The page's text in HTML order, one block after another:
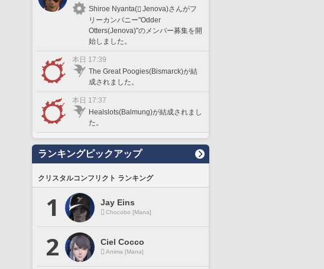
Shiroe Nyanta(
Jenova)さんがフ
リーカンパニー"Odder
Otters(Jenova)"のメンバー募集を開
始しました。
本日 17:39
The Great Poogies(Bismarck)が結
成されました。
本日 17:37
Healslots(Balmung)が結成されまし
た。
ランキングピックアップ
クリスタルコンフリクト ランキング
1 Jay Eins
Chocobo [Mana]
2 Ciel Cocco
Anima [Mana]